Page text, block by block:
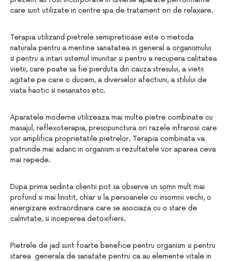
care sunt utilizate in centre spa de tratament ori de relaxare.
Terapia utilizand pietrele semipretioase este o metoda
naturala pentru a mentine sanatatea in general a organismului
si pentru a intari sistemul imunitar si pentru a recupera calitatea
vietii, care poate sa fie pierduta din cauza stresului, a vietii
agitate pe care o ducem, a diverselor afectiuni, a stilului de
viata haotic si nesanatos etc.
Aparatele moderne utilizeaza mai multe pietre combinate cu
masajul, reflexoterapia, presopunctura ori razele infrarosii care
vor amplifica proprietatile pietrelor. Terapia combinata va
patrunde mai adanc in organism si rezultatele vor aparea ceva
mai repede.
Dupa prima sedinta clientii pot sa observe un somn mult mai
profund si mai linistit, chiar si la persoanele cu insomnii vechi, o
energizare extraordinara care se asociaza cu o stare de
calmitate, si inceperea detoxifierii.
Pietrele de jad sunt foarte benefice pentru organism si pentru
starea generala de sanatate pentru ca au elemente vitale in